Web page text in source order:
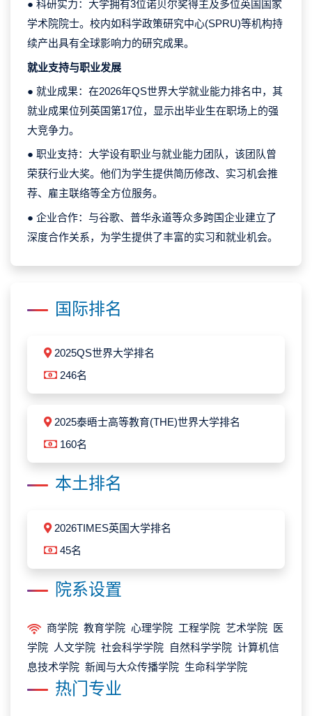
● 科研实力：大学拥有3位诺贝尔奖得主及多位英国国家
学术院院士。校内如科学政策研究中心(SPRU)等机构持
续产出具有全球影响力的研究成果。
就业支持与职业发展
● 就业成果：在2026年QS世界大学就业能力排名中，其
就业成果位列英国第17位，显示出毕业生在职场上的强
大竞争力。
● 职业支持：大学设有职业与就业能力团队，该团队曾
荣获行业大奖。他们为学生提供简历修改、实习机会推
荐、雇主联络等全方位服务。
● 企业合作：与谷歌、普华永道等众多跨国企业建立了
深度合作关系，为学生提供了丰富的实习和就业机会。
国际排名
2025QS世界大学排名
246名
2025泰晤士高等教育(THE)世界大学排名
160名
本土排名
2026TIMES英国大学排名
45名
院系设置
商学院 教育学院 心理学院 工程学院 艺术学院 医
学院 人文学院 社会科学学院 自然科学学院 计算机信
息技术学院 新闻与大众传播学院 生命科学学院
热门专业